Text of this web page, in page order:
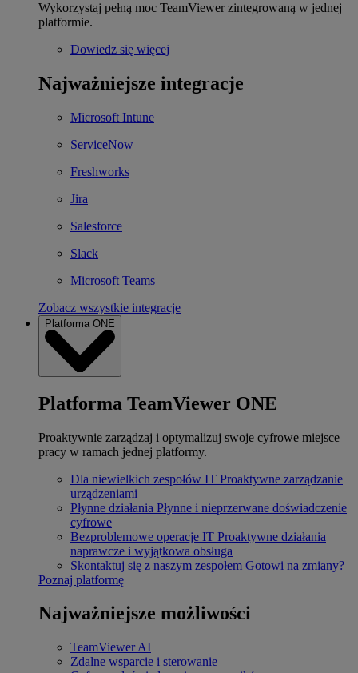
Wykorzystaj pełną moc TeamViewer zintegrowaną w jednej
platformie.
Dowiedz się więcej
Najważniejsze integracje
Microsoft Intune
ServiceNow
Freshworks
Jira
Salesforce
Slack
Microsoft Teams
Zobacz wszystkie integracje
Platforma ONE
Platforma TeamViewer ONE
Proaktywnie zarządzaj i optymalizuj swoje cyfrowe miejsce
pracy w ramach jednej platformy.
Dla niewielkich zespołów IT Proaktywne zarządzanie
urządzeniami
Płynne działania Płynne i nieprzerwane doświadczenie
cyfrowe
Bezproblemowe operacje IT Proaktywne działania
naprawcze i wyjątkowa obsługa
Skontaktuj się z naszym zespołem Gotowi na zmiany?
Poznaj platformę
Najważniejsze możliwości
TeamViewer AI
Zdalne wsparcie i sterowanie